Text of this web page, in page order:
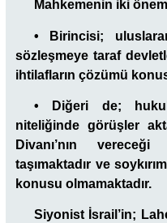
Mahkemenin iki
•
Birincisi;
sözleşmeye taraf
ihtilafların çözümü
•
Diğeri de;
niteliğinde görüşler
Divanı’nın
taşımaktadır ve
konusu olmamaktadır.
Siyonist İsrail’in;